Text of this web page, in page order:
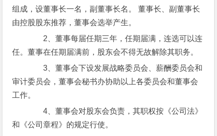
组成，设董事长一名，副董事长名。 董事长、副董事长
由控股股东推荐，董事会选举产生。
2、董事每届任期三年，任期届满，连选可以连
任。董事在任期届满前，股东会不得无故解除其职务。
3、董事会下设发展战略委员会、薪酬委员会和
审计委员会，董事会秘书办协助以上各委员会和董事会
工作。
4、董事会对股东会负责，其职权按《公司法》
和《公司章程》的规定行使。